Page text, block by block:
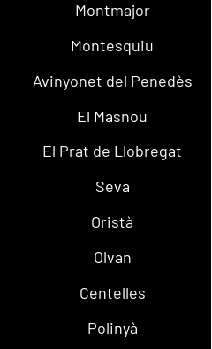
Montmajor
Montesquiu
Avinyonet del Penedès
El Masnou
El Prat de Llobregat
Seva
Oristà
Olvan
Centelles
Polinyà